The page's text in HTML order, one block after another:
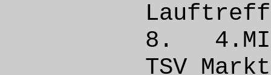
8.
TSV